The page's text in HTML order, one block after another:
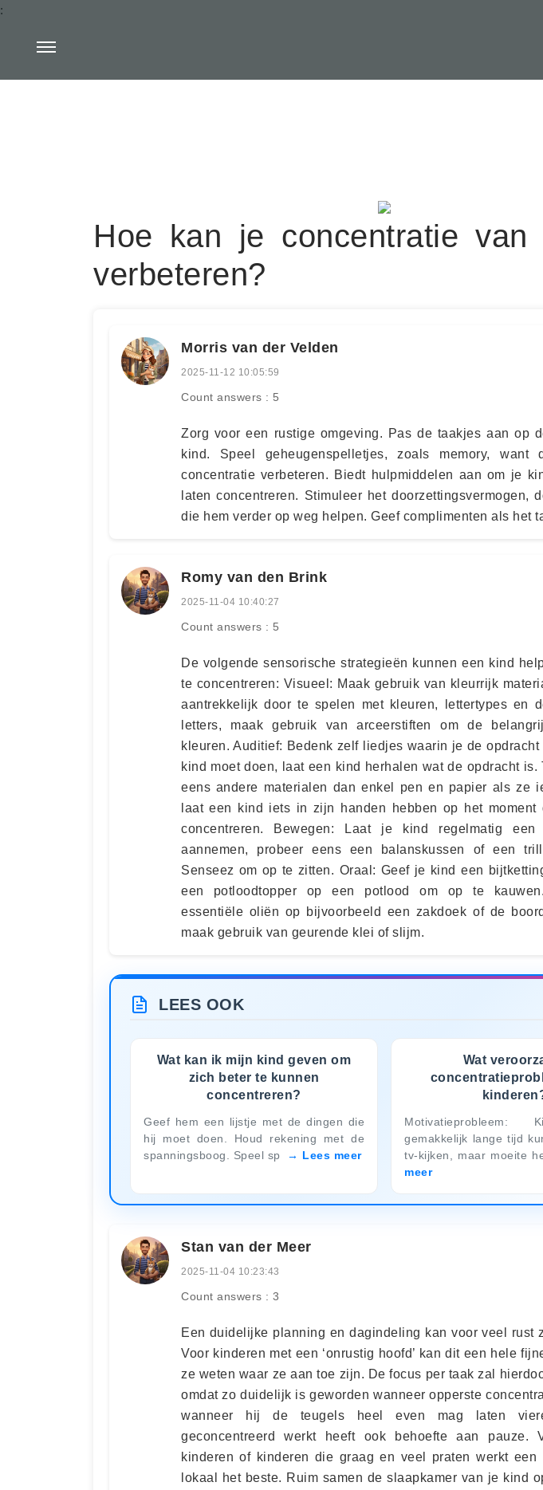
:
Hoe kan je concentratie van
verbeteren?
Morris van der Velden
2025-11-12 10:05:59
Count answers : 5
Zorg voor een rustige omgeving. Pas de taakjes aan op
kind. Speel geheugenspelletjes, zoals memory, want
concentratie verbeteren. Biedt hulpmiddelen aan om je
laten concentreren. Stimuleer het doorzettingsvermogen,
die hem verder op weg helpen. Geef complimenten als het
Romy van den Brink
2025-11-04 10:40:27
Count answers : 5
De volgende sensorische strategieën kunnen een kind
te concentreren: Visueel: Maak gebruik van kleurrijk
aantrekkelijk door te spelen met kleuren, lettertypes en
letters, maak gebruik van arceerstiften om de
kleuren. Auditief: Bedenk zelf liedjes waarin je de opdracht
kind moet doen, laat een kind herhalen wat de opdracht is.
eens andere materialen dan enkel pen en papier als ze
laat een kind iets in zijn handen hebben op het
concentreren. Bewegen: Laat je kind regelmatig een
aannemen, probeer eens een balanskussen of een
Senseez om op te zitten. Oraal: Geef je kind een
een potloodtopper op een potlood om op te
essentiële oliën op bijvoorbeeld een zakdoek of de
maak gebruik van geurende klei of slijm.
LEES OOK
Wat kan ik mijn kind geven om
zich beter te kunnen
concentreren?
Geef hem een lijstje met de dingen die
hij moet doen. Houd rekening met de
spanningsboog. Speel sp
Lees meer
Wat
Motivatieprobleem:
gemakkelijk lange tijd
tv-kijken, maar moeite
meer
Stan van der Meer
2025-11-04 10:23:43
Count answers : 3
Een duidelijke planning en dagindeling kan voor veel rust
Voor kinderen met een ‘onrustig hoofd’ kan dit een hele
ze weten waar ze aan toe zijn. De focus per taak zal
omdat zo duidelijk is geworden wanneer opperste
wanneer hij de teugels heel even mag laten
geconcentreerd werkt heeft ook behoefte aan pauze.
kinderen of kinderen die graag en veel praten werkt een
lokaal het beste. Ruim samen de slaapkamer van je kind